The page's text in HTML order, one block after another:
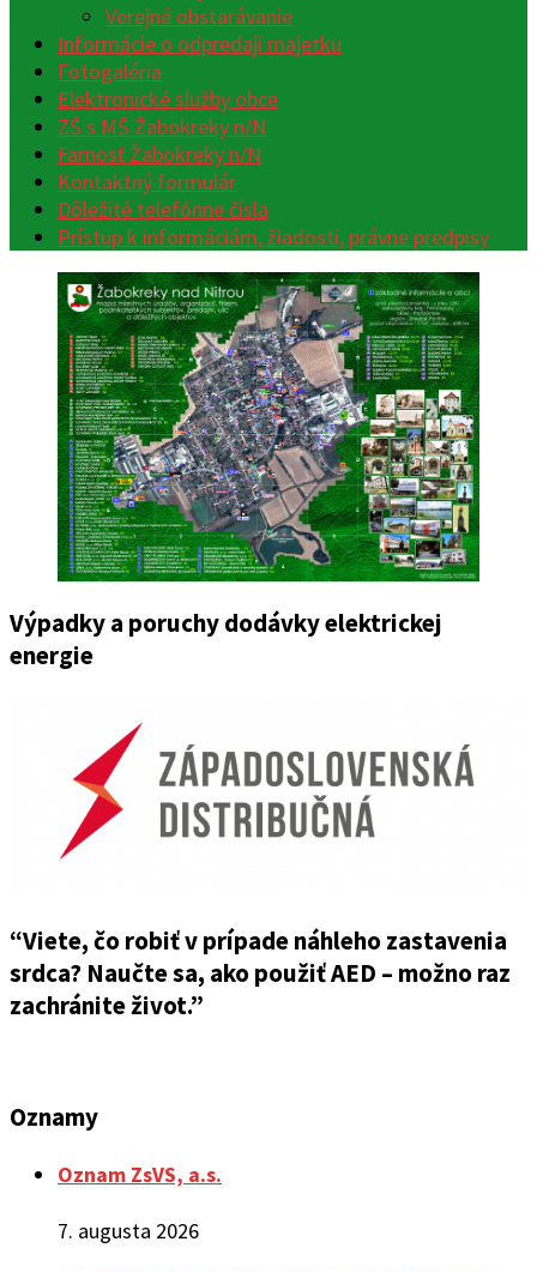
Verejné obstarávanie
Informácie o odpredaji majetku
Fotogaléria
Elektronické služby obce
ZŠ s MŠ Žabokreky n/N
Farnosť Žabokreky n/N
Kontaktný formulár
Dôležité telefónne čísla
Prístup k informáciám, žiadosti, právne predpisy
Výpadky a poruchy dodávky elektrickej
energie
“Viete, čo robiť v prípade náhleho zastavenia
srdca? Naučte sa, ako použiť AED – možno raz
zachránite život.”
Oznamy
Oznam ZsVS, a.s.
7. augusta 2026